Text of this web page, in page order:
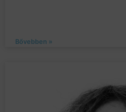
Bővebben »